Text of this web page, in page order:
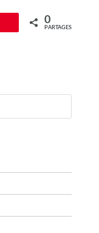
Épingle 0
PARTAGES